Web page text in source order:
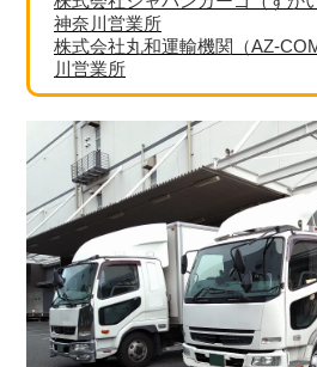
神奈川営業所
株式会社丸和運輸機関（AZ-
川営業所